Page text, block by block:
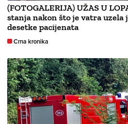
(FOTOGALERIJA) UŽAS U
stanja nakon što je vatra uzela
desetke pacijenata
Crna kronika